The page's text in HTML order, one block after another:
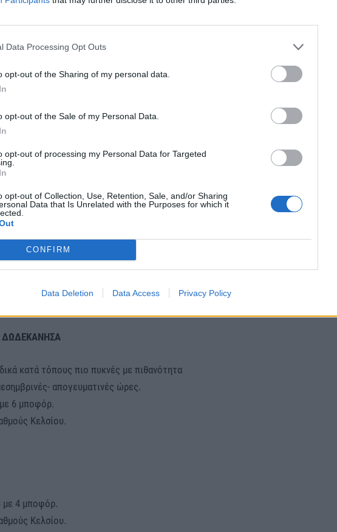
Data Processing Opt Outs
opt-out of the Sharing of my personal data.
opt-out of the Sale of my Personal Data.
opt-out of processing my Personal Data for Targeted
opt-out of Collection, Use, Retention, Sale, and/or Sharing
Data that Is Unrelated with the Purposes for which it
CONFIRM
Data Deletion Data Access Privacy Policy
ΣΤΕΡΕΑ, ΔΥΤΙΚΗ ΠΕΛΟΠΟΝΝΗΣΟΣ
κατά τόπους πιο πυκνές.
στο Ιόνιο νότιοι νοτιοδυτικοί 4 και από το
Κελσίου. Στο εσωτερικό της Ηπείρου 3 με 4
ΠΕΛΟΠΟΝΝΗΣΟΣ
αραιές νεφώσεις.
3 με 5 και στα νότια τοπικά 6 μποφόρ.
Κελσίου.
αραιές νεφώσεις.
με 6 μποφόρ.
Κελσίου.
ΔΩΔΕΚΑΝΗΣΑ
κατά τόπους πιο πυκνές με πιθανότητα
απογευματινές ώρες.
με 6 μποφόρ.
Κελσίου.
με 4 μποφόρ.
Κελσίου.